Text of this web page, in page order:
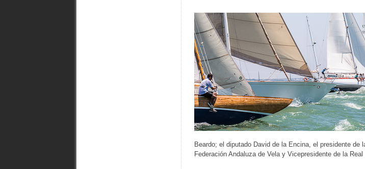
Beardo; el diputado David de la Encina, el presidente
Federación Andaluza de Vela y Vicepresidente de la